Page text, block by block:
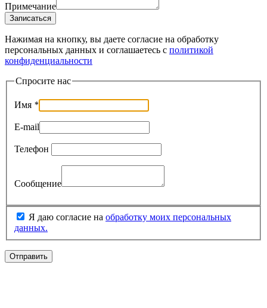
Примечание
Записаться
Нажимая на кнопку, вы даете согласие на обработку
персональных данных и соглашаетесь c политикой
конфиденциальности
Спросите нас
Имя *
E-mail
Телефон
Сообщение
Я даю согласие на обработку моих персональных
данных.
Отправить